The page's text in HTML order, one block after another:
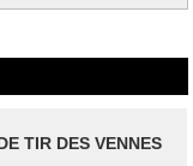
TIR DES VENNES